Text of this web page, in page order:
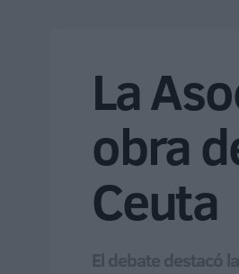
La
obra
Ceuta
El debate destacó